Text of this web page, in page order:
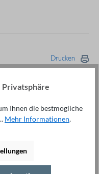
Drucken
Spannungs-
Ihnen die bestmögliche
Mehr Informationen.